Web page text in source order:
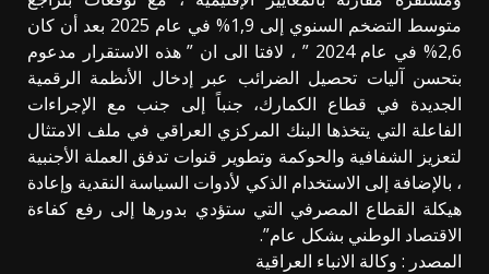
متوسط التضخم السنوي إلى 1,9% في عام 2025 بعد أن كان
2,6% في عام 2024 ” ، لافتا الى ان ” هذه الاستقرار مدعوم
بتحسن آليات تحصيل الضرائب عبر إدخال الأنظمة الرقمية
الجديدة في قطاع الكمارك، جنباً إلى جنب مع الإجراءات
الفاعلة التي يتخذها البنك المركزي العراقي في ملف الامتثال
لتعزيز الشفافية والحوكمة وتطوير قنوات تدفق العملة الأجنبية
، بالإضافة إلى الاستخدام الذكي لأدوات السياسة النقدية وإعادة
هيكلة القطاع المصرفي التي ستؤدي بدورها إلى رفع كفاءة
الاقتصاد الوطني بشكل عام”.
المصدر : وكالة الانباء العراقية